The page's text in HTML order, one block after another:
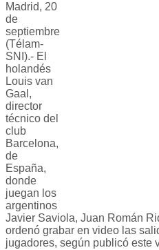
Madrid, 20
de
septiembre
(Télam-
SNI).- El
holandés
Louis van
Gaal,
director
técnico del
club
Barcelona,
de
España,
donde
juegan los
argentinos
Javier Saviola, Juan Román
ordenó grabar en video las
jugadores, según publicó este